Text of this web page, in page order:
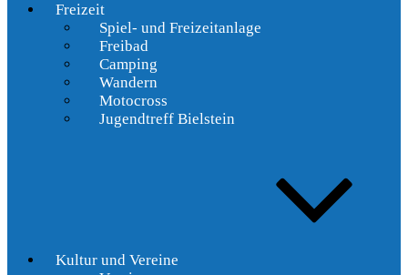
Freizeit
Spiel- und Freizeitanlage
Freibad
Camping
Wandern
Motocross
Jugendtreff Bielstein
Kultur und Vereine